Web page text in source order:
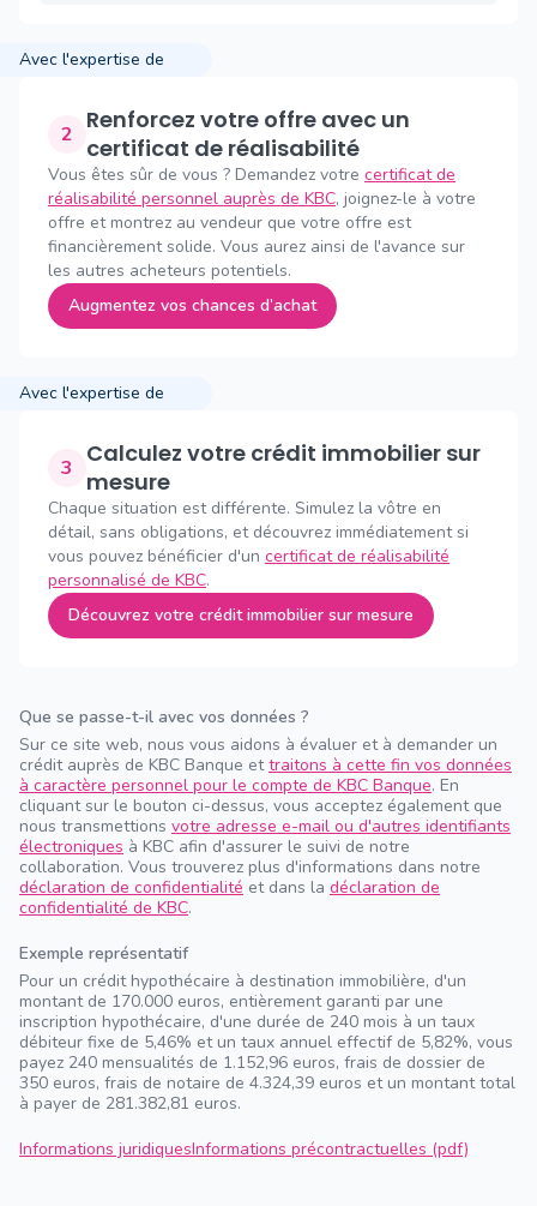
Avec l'expertise de
2 Renforcez votre offre avec un
certificat de réalisabilité
Vous êtes sûr de vous ? Demandez votre certificat de
réalisabilité personnel auprès de KBC, joignez-le à votre
offre et montrez au vendeur que votre offre est
financièrement solide. Vous aurez ainsi de l'avance sur
les autres acheteurs potentiels.
Augmentez vos chances d’achat
Avec l'expertise de
3
Calculez votre crédit immobilier sur
mesure
Chaque situation est différente. Simulez la vôtre en
détail, sans obligations, et découvrez immédiatement si
vous pouvez bénéficier d'un certificat de réalisabilité
personnalisé de KBC.
Découvrez votre crédit immobilier sur mesure
Que se passe-t-il avec vos données ?
Sur ce site web, nous vous aidons à évaluer et à demander un
crédit auprès de KBC Banque ettraitons à cette fin vos données
à caractère personnel pour le compte de KBC Banque. En
cliquant sur le bouton ci-dessus, vous acceptez également que
nous transmettions votre adresse e-mail ou d'autres identifiants
électroniques à KBC afin d'assurer le suivi de notre
collaboration. Vous trouverez plus d'informations dans notre
déclaration de confidentialité et dans la déclaration de
confidentialité de KBC.
Exemple représentatif
Pour un crédit hypothécaire à destination immobilière, d'un
montant de 170.000 euros, entièrement garanti par une
inscription hypothécaire, d'une durée de 240 mois à un taux
débiteur fixe de 5,46% et un taux annuel effectif de 5,82%, vous
payez 240 mensualités de 1.152,96 euros, frais de dossier de
350 euros, frais de notaire de 4.324,39 euros et un montant total
à payer de 281.382,81 euros.
Informations juridiquesInformations précontractuelles (pdf)